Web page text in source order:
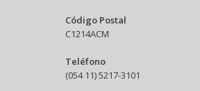
Código Postal
C1214ACM
Teléfono
(054 11) 5217-3101